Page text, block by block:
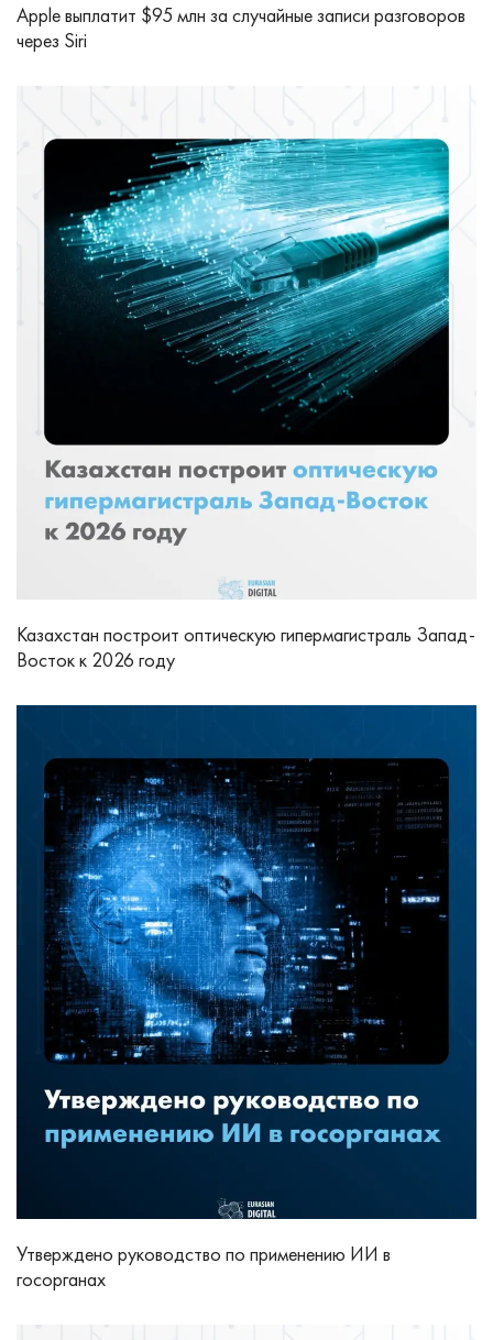
Apple выплатит $95 млн за случайные записи разговоров
через Siri
Казахстан построит оптическую гипермагистраль Запад-
Восток к 2026 году
Утверждено руководство по применению ИИ в
госорганах